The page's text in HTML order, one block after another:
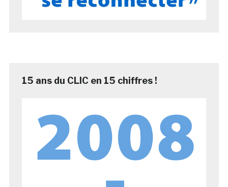
15 ans du CLIC en 15 chiffres !